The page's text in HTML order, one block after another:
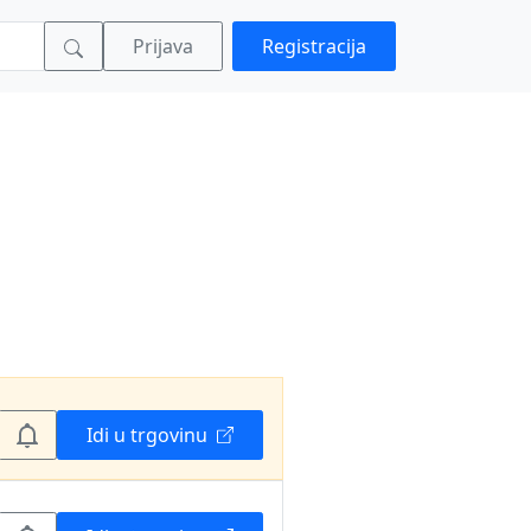
Prijava Registracija
Idi u trgovinu